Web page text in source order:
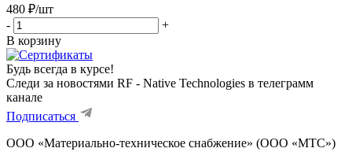
480 ₽/шт
-
+
В корзину
Будь всегда в курсе!
Следи за новостями RF - Native Technologies в телеграмм
канале
Подписаться
ООО «Материально-техническое снабжение» (ООО «МТС»)